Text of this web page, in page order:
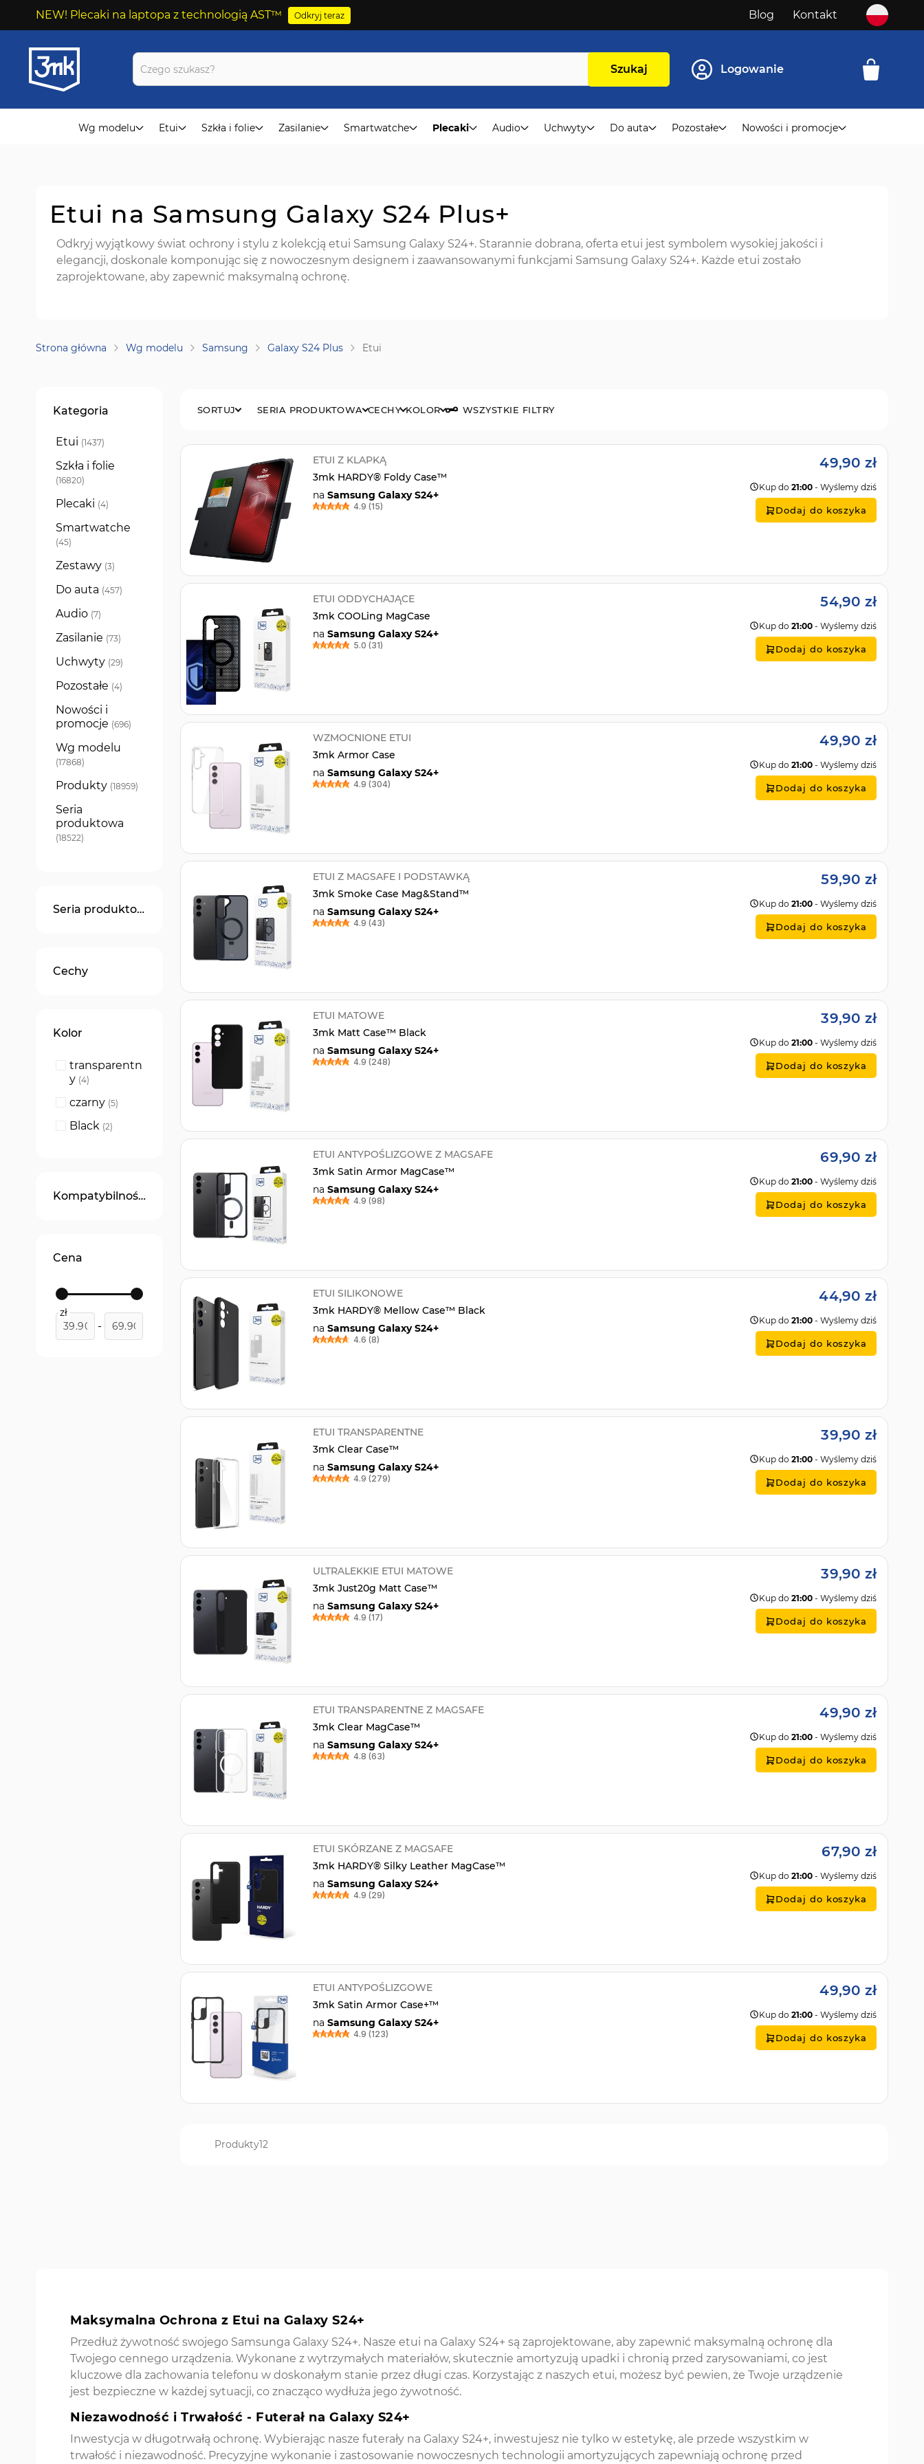
NEW! Plecaki na laptopa z technologią AST™ Odkryj teraz
Przejdź
do
treści
Blog Kontakt
Szukaj Logowanie
Wg modelu Etui Szkła i folie Zasilanie Smartwatche Plecaki Audio Uchwyty Do auta Pozostałe Nowości i promocje
Etui na Samsung Galaxy S24 Plus+
Odkryj wyjątkowy świat ochrony i stylu z kolekcją etui Samsung Galaxy S24+. Starannie dobrana, oferta etui jest symbolem wysokiej jakości i
elegancji, doskonale komponując się z nowoczesnym designem i zaawansowanymi funkcjami Samsung Galaxy S24+. Każde etui zostało
zaprojektowane, aby zapewnić maksymalną ochronę.
Strona główna Wg modelu Samsung Galaxy S24 Plus Etui
SERIA PRODUKTOWA CECHY KOLOR WSZYSTKIE FILTRY
SORTUJ
ETUI Z KLAPKĄ
3mk HARDY® Foldy Case™
na Samsung Galaxy S24+
4.9 (15)
49,90 zł
Kup do 21:00 - Wyślemy dziś
Dodaj do koszyka
ETUI ODDYCHAJĄCE
3mk COOLing MagCase
na Samsung Galaxy S24+
5.0 (31)
54,90 zł
Kup do 21:00 - Wyślemy dziś
Dodaj do koszyka
WZMOCNIONE ETUI
3mk Armor Case
na Samsung Galaxy S24+
4.9 (304)
49,90 zł
Kup do 21:00 - Wyślemy dziś
Dodaj do koszyka
ETUI Z MAGSAFE I PODSTAWKĄ
3mk Smoke Case Mag&Stand™
na Samsung Galaxy S24+
4.9 (43)
59,90 zł
Kup do 21:00 - Wyślemy dziś
Dodaj do koszyka
ETUI MATOWE
3mk Matt Case™ Black
na Samsung Galaxy S24+
4.9 (248)
39,90 zł
Kup do 21:00 - Wyślemy dziś
Dodaj do koszyka
ETUI ANTYPOŚLIZGOWE Z MAGSAFE
3mk Satin Armor MagCase™
na Samsung Galaxy S24+
4.9 (98)
69,90 zł
Kup do 21:00 - Wyślemy dziś
Dodaj do koszyka
ETUI SILIKONOWE
3mk HARDY® Mellow Case™ Black
na Samsung Galaxy S24+
4.6 (8)
44,90 zł
Kup do 21:00 - Wyślemy dziś
Dodaj do koszyka
ETUI TRANSPARENTNE
3mk Clear Case™
na Samsung Galaxy S24+
4.9 (279)
39,90 zł
Kup do 21:00 - Wyślemy dziś
Dodaj do koszyka
ULTRALEKKIE ETUI MATOWE
3mk Just20g Matt Case™
na Samsung Galaxy S24+
4.9 (17)
39,90 zł
Kup do 21:00 - Wyślemy dziś
Dodaj do koszyka
ETUI TRANSPARENTNE Z MAGSAFE
3mk Clear MagCase™
na Samsung Galaxy S24+
4.8 (63)
49,90 zł
Kup do 21:00 - Wyślemy dziś
Dodaj do koszyka
ETUI SKÓRZANE Z MAGSAFE
3mk HARDY® Silky Leather MagCase™
na Samsung Galaxy S24+
4.9 (29)
67,90 zł
Kup do 21:00 - Wyślemy dziś
Dodaj do koszyka
ETUI ANTYPOŚLIZGOWE
3mk Satin Armor Case+™
na Samsung Galaxy S24+
4.9 (123)
49,90 zł
Kup do 21:00 - Wyślemy dziś
Dodaj do koszyka
Produkty12
Kategoria
Etui 1437
produkty
Szkła i folie
16820
produkty
Plecaki 4
produkty
Smartwatche
45
produkty
Zestawy 3
produkty
Do auta 457
produkty
Audio 7
produkty
Zasilanie 73
produkty
Uchwyty 29
produkty
Pozostałe 4
produkty
Nowości i
promocje 696
produkty
Wg modelu
17868
produkty
Produkty 18959
produkty
Seria
produktowa
18522
produkty
Seria produktowa
Cechy
Kolor
transparentn
y 4
produkty
czarny 5
produkty
Black 2
produkty
Kompatybilność z Magsafe
Cena
zł
-
Maksymalna Ochrona z Etui na Galaxy S24+
Przedłuż żywotność swojego Samsunga Galaxy S24+. Nasze etui na Galaxy S24+ są zaprojektowane, aby zapewnić maksymalną ochronę dla
Twojego cennego urządzenia. Wykonane z wytrzymałych materiałów, skutecznie amortyzują upadki i chronią przed zarysowaniami, co jest
kluczowe dla zachowania telefonu w doskonałym stanie przez długi czas. Korzystając z naszych etui, możesz być pewien, że Twoje urządzenie
jest bezpieczne w każdej sytuacji, co znacząco wydłuża jego żywotność.
Niezawodność i Trwałość - Futerał na Galaxy S24+
Inwestycja w długotrwałą ochronę. Wybierając nasze futerały na Galaxy S24+, inwestujesz nie tylko w estetykę, ale przede wszystkim w
trwałość i niezawodność. Precyzyjne wykonanie i zastosowanie nowoczesnych technologii amortyzujących zapewniają ochronę przed